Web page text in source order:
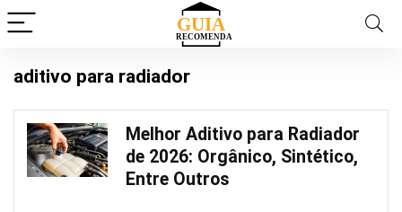
aditivo para radiador
Melhor Aditivo para Radiador
de 2026: Orgânico, Sintético,
Entre Outros